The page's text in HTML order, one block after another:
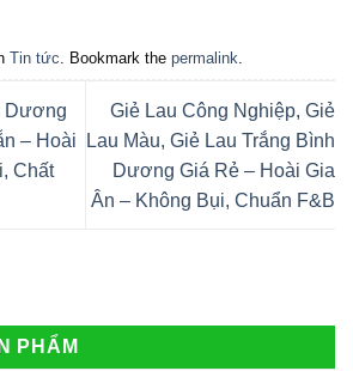
Tin tức . Bookmark the permalink
Dương
– Hoài
Chất
Giẻ Lau Công Nghiệp, Giẻ
Lau Màu, Giẻ Lau Trắng Bình
Dương Giá Rẻ – Hoài Gia
Ân – Không Bụi, Chuẩn F&B
PHẨM